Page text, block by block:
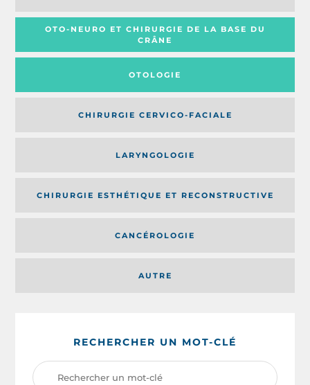
OTO-NEURO ET CHIRURGIE DE LA BASE DU
CRÂNE
OTOLOGIE
CHIRURGIE CERVICO-FACIALE
AUTRE
LARYNGOLOGIE
CHIRURGIE ESTHÉTIQUE ET RECONSTRUCTIVE
CANCÉROLOGIE
RECHERCHER UN MOT-CLÉ